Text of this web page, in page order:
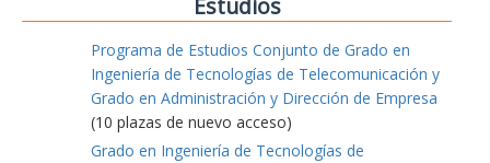
Estudios
Programa de Estudios Conjunto de Grado en
Ingeniería de Tecnologías de Telecomunicación y
Grado en Administración y Dirección de Empresa
(10 plazas de nuevo acceso)
Grado en Ingeniería de Tecnologías de